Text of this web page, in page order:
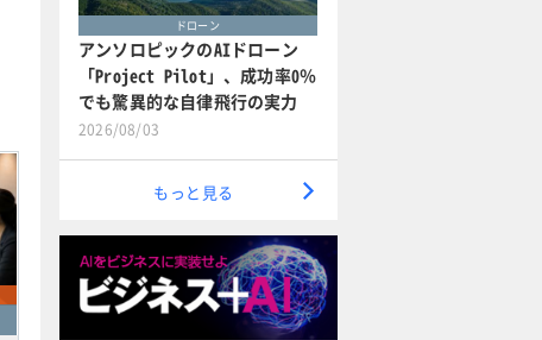
ドローン
アンソロピックのAIドローン
「Project Pilot」、成功率0％
でも驚異的な自律飛行の実力
2026/08/03
もっと見る